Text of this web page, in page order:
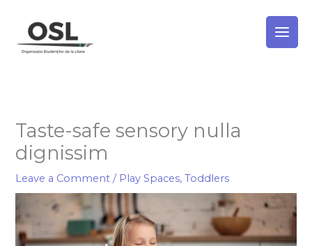
content
Taste-safe sensory nulla
dignissim
Leave a Comment / Play Spaces,Toddlers